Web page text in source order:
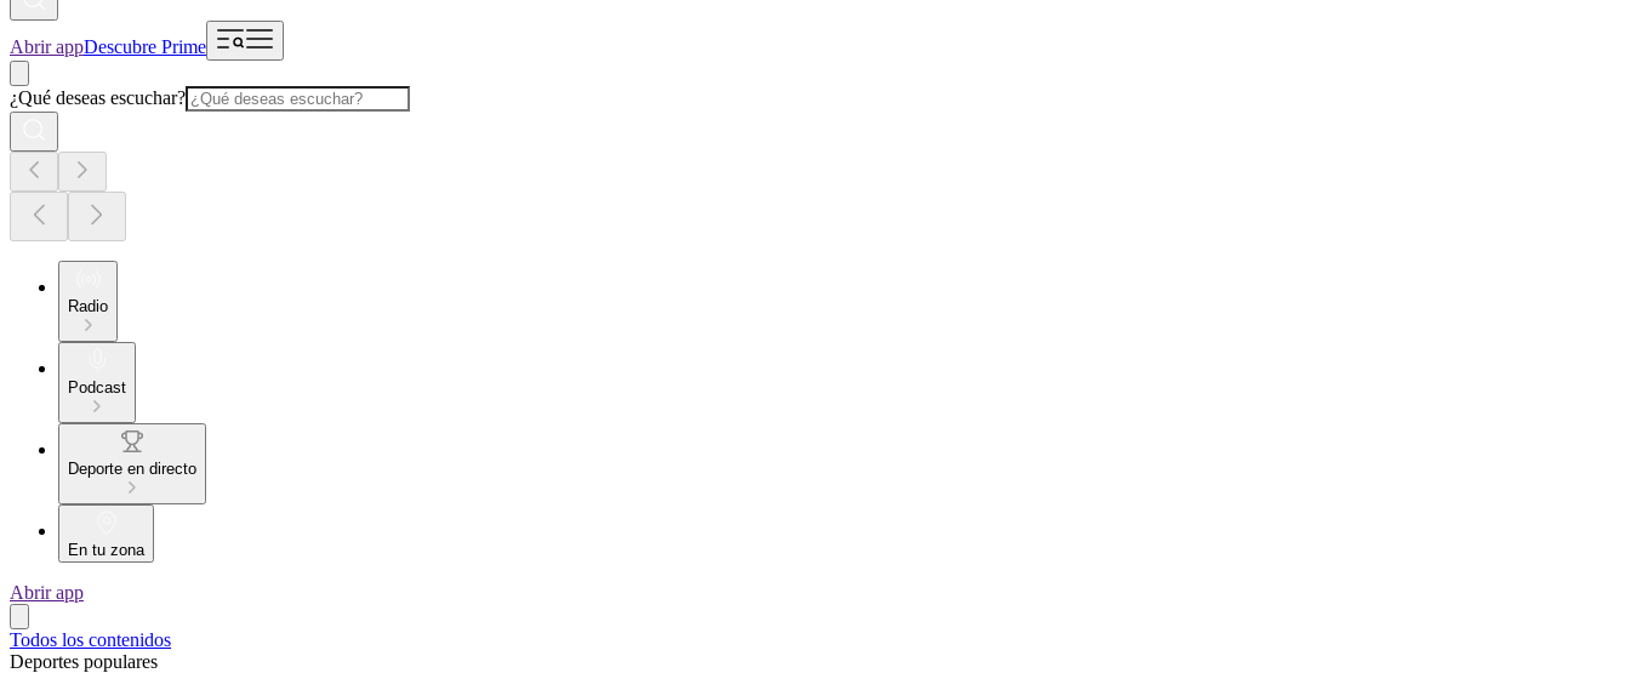
Abrir appDescubre Prime
¿Qué deseas escuchar?
Radio
Podcast
Deporte en directo
En tu zona
Abrir app
Todos los contenidos
Deportes populares